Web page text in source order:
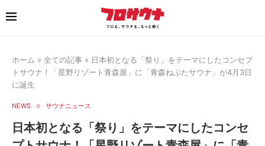
ホーム » 全ての記事 » 日本初となる「祭り」をテーマにしたコンセプ
トサウナ！「星野リゾート青森屋」に「青森ねぶたサウナ」が4月3日
に誕生
NEWS サウナニュース
日本初となる「祭り」をテーマにしたコンセ